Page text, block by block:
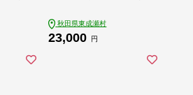
揚
理
ン レンジで簡単 唐揚
げ おつまみ 簡単調理
秋田県東成瀬村
23,000 円